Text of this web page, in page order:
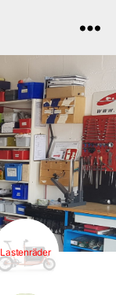
Lastenräder